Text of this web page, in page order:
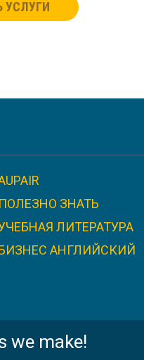
УСЛУГИ
ПОЛЕЗНО ЗНАТЬ
ЛИТЕРАТУРА
АНГЛИЙСКИЙ
we make!